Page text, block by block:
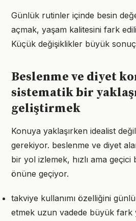
Günlük rutinler içinde besin
açmak, yaşam kalitesini fark
Küçük değişiklikler büyük
Beslenme ve diyet
sistematik bir
geliştirmek
Konuya yaklaşırken idealist
gerekiyor. beslenme ve diyet
bir yol izlemek, hızlı ama geçici
önüne geçiyor.
takviye kullanımı özelliğini
etmek uzun vadede büyük fark